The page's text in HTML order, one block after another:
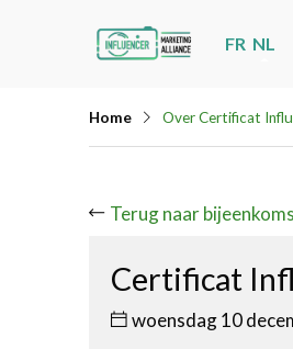
FR NL
Home Over Certificat
Terug naar
Certificat
woensdag 10